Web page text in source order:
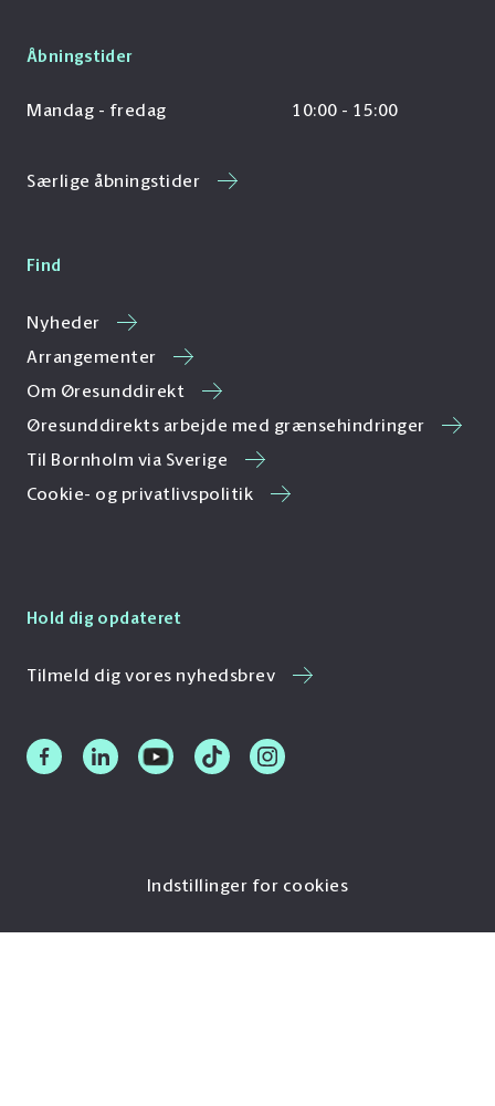
Åbningstider
Mandag - fredag 10:00 - 15:00
Særlige åbningstider
Find
Nyheder
Arrangementer
Om Øresunddirekt
Øresunddirekts arbejde med grænsehindringer
Til Bornholm via Sverige
Cookie- og privatlivspolitik
Hold dig opdateret
Tilmeld dig vores nyhedsbrev
Indstillinger for cookies